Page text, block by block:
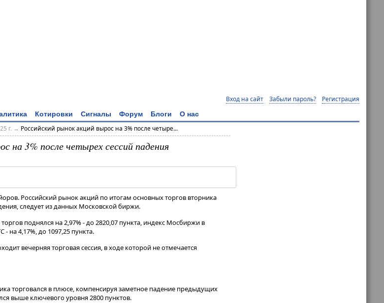
Вход на сайт Забыли пароль? Регистрация
Котировки Сигналы Форум Блоги О нас
г. → Российский рынок акций вырос на 3% после четыре...
на 3% после четырех сессий падения
Российский рынок акций по итогам основных торгов вторника
следует из данных Московской биржи.
поднялся на 2,97% - до 2820,07 пункта, индекс Мосбиржи в
на 4,17%, до 1097,25 пункта​​​.
вечерняя торговая сессия, в ходе которой не отмечается
торговался в плюсе, компенсируя заметное падение предыдущих
выше ключевого уровня 2800 пунктов.